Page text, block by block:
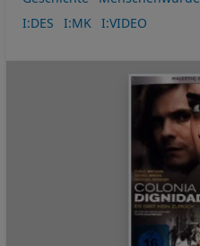
I:DES
I:MK I:VIDEO